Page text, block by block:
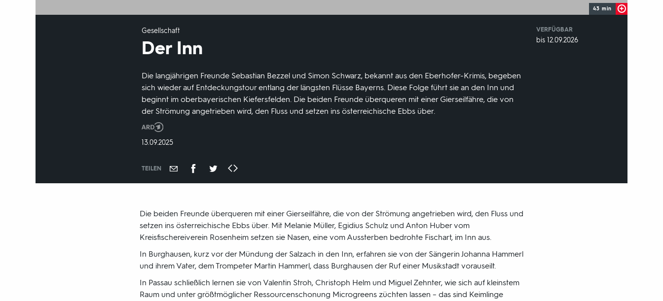
43 min
Gesellschaft
Der Inn
Die langjährigen Freunde Sebastian Bezzel und Simon Schwarz, bekannt aus den Eberhofer-Krimis, begeben
sich wieder auf Entdeckungstour entlang der längsten Flüsse Bayerns. Diese Folge führt sie an den Inn und
beginnt im oberbayerischen Kiefersfelden. Die beiden Freunde überqueren mit einer Gierseilfähre, die von
der Strömung angetrieben wird, den Fluss und setzen ins österreichische Ebbs über.
Produktionsland
und
DATUM:
13.09.2025
TEILEN
VERFÜGBAR
weltweit
VERFÜGBAR
bis 12.09.2026
Die beiden Freunde überqueren mit einer Gierseilfähre, die von der Strömung angetrieben wird, den Fluss und
setzen ins österreichische Ebbs über. Mit Melanie Müller, Egidius Schulz und Anton Huber vom
Kreisfischereiverein Rosenheim setzen sie Nasen, eine vom Aussterben bedrohte Fischart, im Inn aus.
In Burghausen, kurz vor der Mündung der Salzach in den Inn, erfahren sie von der Sängerin Johanna Hammerl
und ihrem Vater, dem Trompeter Martin Hammerl, dass Burghausen der Ruf einer Musikstadt vorauseilt.
In Passau schließlich lernen sie von Valentin Stroh, Christoph Helm und Miguel Zehnter, wie sich auf kleinstem
Raum und unter größtmöglicher Ressourcenschonung Microgreens züchten lassen – das sind Keimlinge